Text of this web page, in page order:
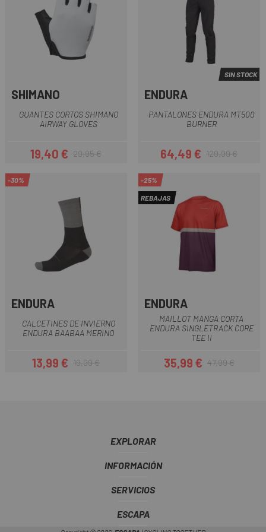
SHIMANO
GUANTES CORTOS SHIMANO
AIRWAY GLOVES
Precio
19,40 €Precio regular
29,95 €
SIN STOCK
ENDURA
PANTALONES ENDURA MT500
BURNER
Precio
64,49 €Precio regular
129,99 €
-30%
ENDURA
CALCETINES DE INVIERNO
ENDURA BAABAA MERINO
Precio
13,99 €Precio regular
19,99 €
-25%
REBAJAS
ENDURA
MAILLOT MANGA CORTA
ENDURA SINGLETRACK CORE
TEE II
Precio
35,99 €Precio regular
47,99 €
EXPLORAR
INFORMACIÓN
SERVICIOS
ESCAPA